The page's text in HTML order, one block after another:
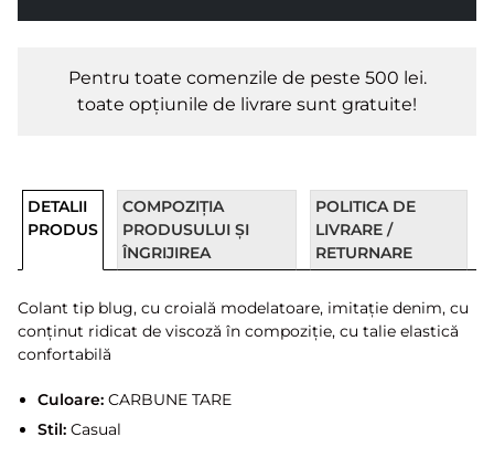
Pentru toate comenzile de peste 500 lei.
toate opțiunile de livrare sunt gratuite!
DETALII
PRODUS
COMPOZIȚIA
PRODUSULUI ȘI
ÎNGRIJIREA
POLITICA DE
LIVRARE /
RETURNARE
Colant tip blug, cu croială modelatoare, imitație denim, cu
conținut ridicat de viscoză în compoziție, cu talie elastică
confortabilă
Culoare:CARBUNE TARE
Stil:Casual